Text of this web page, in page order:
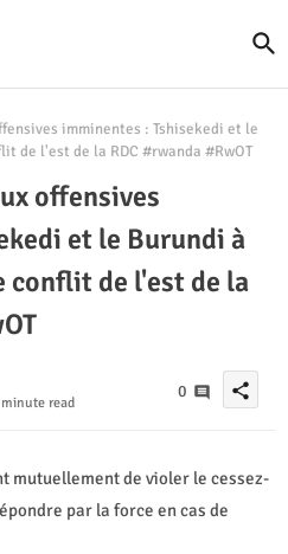
imminentes : Tshisekedi et le
de l'est de la RDC #rwanda #RwOT
offensives
et le Burundi à
conflit de l'est de la
read
0 share
mutuellement de violer le cessez-
par la force en cas de